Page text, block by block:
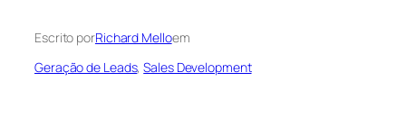
Escrito porRichard Melloem
Geração de Leads, Sales Development